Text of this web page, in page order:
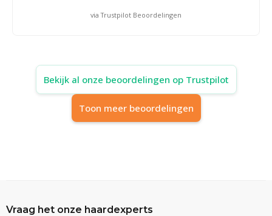
via Trustpilot Beoordelingen
Bekijk al onze beoordelingen op Trustpilot
Toon meer beoordelingen
Vraag het onze haardexperts